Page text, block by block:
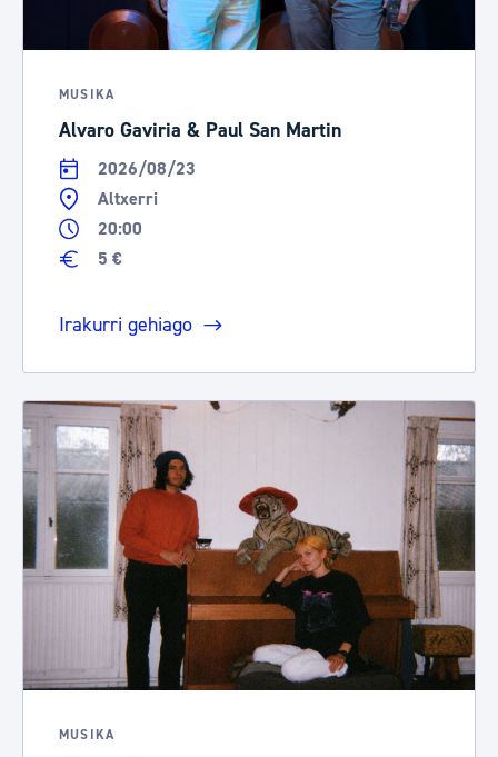
MUSIKA
Alvaro Gaviria & Paul San Martin
2026/08/23
Altxerri
20:00
5 €
Irakurri gehiago
MUSIKA